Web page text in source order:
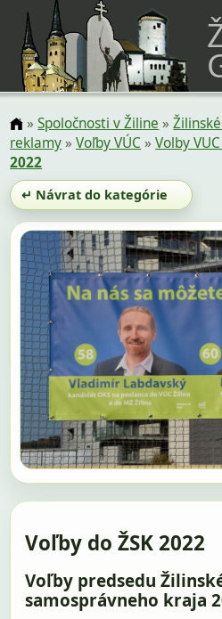
»Spoločnosti v Žiline »
reklamy»Voľby VÚC »Volby
2022
↵ Návrat do kategórie
Voľby do ŽSK 2022
Voľby predsedu
samosprávneho kraja